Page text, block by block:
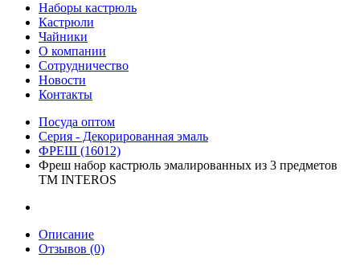
Наборы кастрюль
Кастрюли
Чайники
О компании
Сотрудничество
Новости
Контакты
Посуда оптом
Серия - Декорированная эмаль
ФРЕШ (16012)
Фреш набор кастрюль эмалированных из 3 предметов
TM INTEROS
Описание
Отзывов (0)